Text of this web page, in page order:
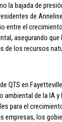
la bajada de
de
entre el
asegurando
de los recursos
QTS en
ambiental de la IA
para el
empresas, los